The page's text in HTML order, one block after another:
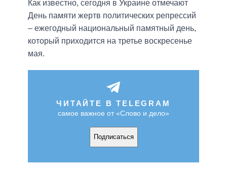
Как известно, сегодня в Украине отмечают
День памяти жертв политических репрессий
– ежегодный национальный памятный день,
который приходится на третье воскресенье
мая.
ЧИТАЙТЕ В TELEGRAM
самое важное от «Слово и дело»
Подписаться